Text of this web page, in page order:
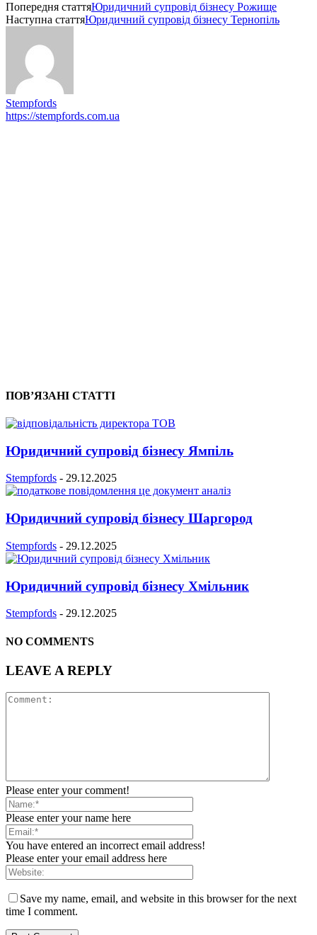
Попередня статтяЮридичний супровід бізнесу Рожище
Наступна статтяЮридичний супровід бізнесу Тернопіль
Stempfords
https://stempfords.com.ua
ПОВ’ЯЗАНІ СТАТТІ
Юридичний супровід бізнесу Ямпіль
Stempfords - 29.12.2025
Юридичний супровід бізнесу Шаргород
Stempfords - 29.12.2025
Юридичний супровід бізнесу Хмільник
Stempfords - 29.12.2025
NO COMMENTS
LEAVE A REPLY
Please enter your comment!
Please enter your name here
You have entered an incorrect email address!
Please enter your email address here
Save my name, email, and website in this browser for the next
time I comment.